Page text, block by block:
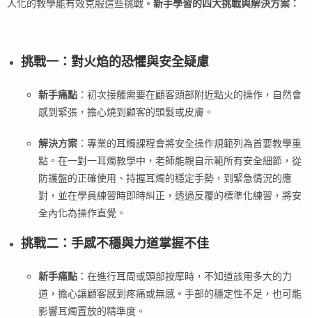
人化的教學能有效克服這些挑戰。 新手學習的四大挑戰與解決方案：
挑戰一：對火焰的恐懼與安全疑慮
新手痛點 ：初次接觸需要在顧客頭部附近點火的操作，自然會
感到緊張，擔心燒到顧客的頭髮或皮膚。
解決方案 ：專業的耳燭課程會將安全操作規範列為首要教學重
點。在一對一耳燭教學中，老師能親自示範所有安全細節，從
防護盤的正確使用、持握耳燭的穩定手勢，到緊急情況的應
對，並在學員練習時即時糾正，透過反覆的標準化練習，將安
全內化為操作直覺。
挑戰二：手感不穩與力道掌握不佳
新手痛點 ：在進行耳周或頭部按摩時，不知道該用多大的力
道，擔心讓顧客感到疼痛或無感。手部的穩定性不足，也可能
影響耳燭置放的精準度。